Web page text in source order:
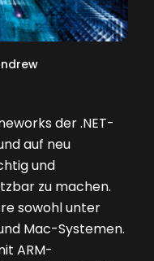
der .NET-
auf neu
und
zu machen.
sowohl unter
Mac-Systemen.
ARM-